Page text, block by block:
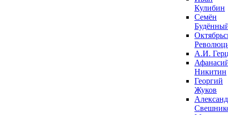
Кулибин
Семён
А.И.
Никитин
Георгий
Жуков